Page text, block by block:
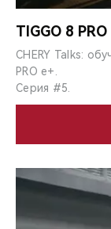
TIGGO 8 PRO
CHERY Talks:
PRO e+.
Серия #5.